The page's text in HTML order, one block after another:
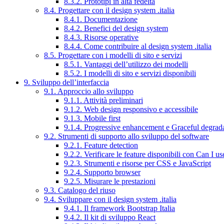
8.4. Progettare con il design system .italia
8.4.1. Documentazione
8.4.2. Benefici del design system
8.4.3. Risorse operative
8.4.4. Come contribuire al design system .italia
8.5. Progettare con i modelli di sito e servizi
8.5.1. Vantaggi dell’utilizzo dei modelli
8.5.2. I modelli di sito e servizi disponibili
9. Sviluppo dell’interfaccia
9.1. Approccio allo sviluppo
9.1.1. Attività preliminari
9.1.2. Web design responsivo e accessibile
9.1.3. Mobile first
9.1.4. Progressive enhancement e Graceful
9.2. Strumenti di supporto allo sviluppo del software
9.2.1. Feature detection
9.2.2. Verificare le feature disponibili con Can I
9.2.3. Strumenti e risorse per CSS e JavaScript
9.2.4. Supporto browser
9.2.5. Misurare le prestazioni
9.3. Catalogo del riuso
9.4. Sviluppare con il design system .italia
9.4.1. Il framework Bootstrap Italia
9.4.2. Il kit di sviluppo React